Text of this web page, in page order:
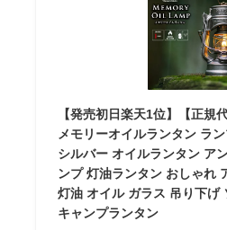
【発売初日楽天1位】【正
メモリーオイルランタン ラ
シルバー オイルランタン ア
ンプ 灯油ランタン おしゃれ
灯油 オイル ガラス 吊り下げ
キャンプランタン